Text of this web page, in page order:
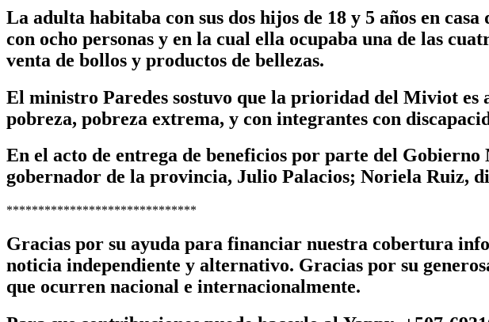
La adulta habitaba con sus dos hijos de 18 y 5 años en
con ocho personas y en la cual ella ocupaba una de las
venta de bollos y productos de bellezas.
El ministro Paredes sostuvo que la prioridad del Miviot es
pobreza, pobreza extrema, y con integrantes con
En el acto de entrega de beneficios por parte del
gobernador de la provincia, Julio Palacios; Noriela Ruiz,
******************************
Gracias por su ayuda para financiar nuestra cobertura
noticia independiente y alternativo. Gracias por su
que ocurren nacional e internacionalmente.